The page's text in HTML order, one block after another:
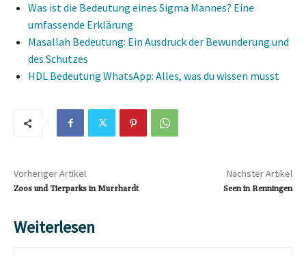
Was ist die Bedeutung eines Sigma Mannes? Eine
umfassende Erklärung
Masallah Bedeutung: Ein Ausdruck der Bewunderung und
des Schutzes
HDL Bedeutung WhatsApp: Alles, was du wissen musst
Vorheriger Artikel
Zoos und Tierparks in Murrhardt
Nächster Artikel
Seen in Renningen
Weiterlesen